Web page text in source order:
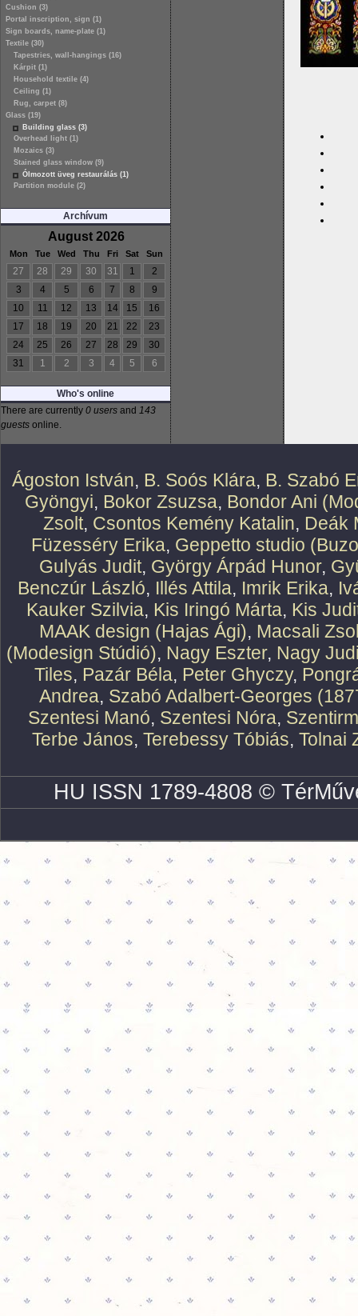
Cushion (3)
Portal inscription, sign (1)
Sign boards, name-plate (1)
Textile (30)
Tapestries, wall-hangings (16)
Kárpit (1)
Household textile (4)
Ceiling (1)
Rug, carpet (8)
Glass (19)
Building glass (3)
Overhead light (1)
Mozaics (3)
Stained glass window (9)
Ólmozott üveg restaurálás (1)
Partition module (2)
Archívum
August 2026
Mon Tue Wed Thu Fri Sat Sun
27 28 29 30 31 1
2
3
4 5 6 7 8
9
10
11 12 13 14 15
16
17
18 19 20 21 22
23
24
25 26 27 28 29
30
31
1 2 3 4 5 6
Who's online
There are currently 0 users and 143
guests online.
Ágoston István, B. Soós Klára, B. Szabó
Gyöngyi, Bokor Zsuzsa, Bondor Ani
Zsolt, Csontos Kemény Katalin, Deák
Füzesséry Erika, Geppetto studio
Gulyás Judit, György Árpád Hunor,
Benczúr László, Illés Attila, Imrik Erika,
Kauker Szilvia, Kis Iringó Márta, Kis
MAAK design (Hajas Ági), Macsali
(Modesign Stúdió), Nagy Eszter, Nagy
Tiles, Pazár Béla, Peter Ghyczy,
Andrea, Szabó Adalbert-Georges
Szentesi Manó, Szentesi Nóra,
Terbe János, Terebessy Tóbiás, Tolnai
HU ISSN 1789-4808 ©